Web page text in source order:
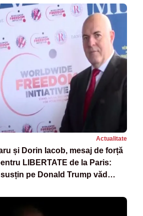
său"
Actualitate
și Dorin Iacob, mesaj de forță
LIBERTATE de la Paris:
pe Donald Trump văd